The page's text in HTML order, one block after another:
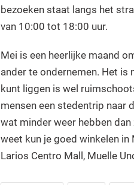
bezoeken staat langs het
van 10:00 tot 18:00 uur.
Mei is een heerlijke maand
ander te ondernemen. Het is
kunt liggen is wel
mensen een stedentrip naar
wat minder weer hebben
weet kun je goed winkelen
Larios Centro Mall, Muelle